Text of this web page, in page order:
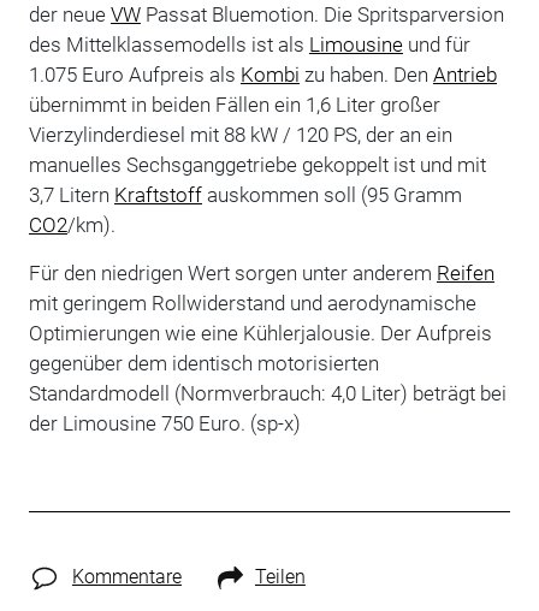
der neue VWPassat Bluemotion. Die Spritsparversion
des Mittelklassemodells ist als Limousineund für
1.075 Euro Aufpreis als Kombi zu haben. Den Antrieb
übernimmt in beiden Fällen ein 1,6 Liter großer
Vierzylinderdiesel mit 88 kW / 120 PS, der an ein
manuelles Sechsganggetriebe gekoppelt ist und mit
3,7 Litern Kraftstoffauskommen soll (95 Gramm
CO2/km).
Für den niedrigen Wert sorgen unter anderem Reifen
mit geringem Rollwiderstand und aerodynamische
Optimierungen wie eine Kühlerjalousie. Der Aufpreis
gegenüber dem identisch motorisierten
Standardmodell (Normverbrauch: 4,0 Liter) beträgt bei
der Limousine 750 Euro. (sp-x)
Kommentare Teilen